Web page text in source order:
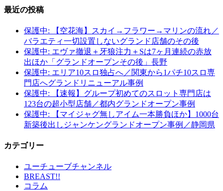
最近の投稿
保護中: 【空花海】スカイ→フラワー→マリンの流れ／
バラエティ一切設置しないグランド店舗のその後
保護中: エヴァ撤退＋牙狼注力＋Sは7ヶ月連続の赤放
出ほか「グランドオープンその後」長野
保護中: エリア10スロ独占へ／関東から1パチ10スロ専
門店へグランドリニューアル事例
保護中: 【速報】グループ初めてのスロット専門店は
123台の超小型店舗／都内グランドオープン事例
保護中: 【マイジャグ無しアイム一本勝負ほか】1000台
新築後出しジャンケングランドオープン事例／静岡県
カテゴリー
ユーチューブチャンネル
BREAST!!
コラム